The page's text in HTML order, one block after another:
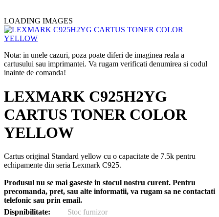
LOADING IMAGES
Nota: in unele cazuri, poza poate diferi de imaginea reala a
cartusului sau imprimantei. Va rugam verificati denumirea si codul
inainte de comanda!
LEXMARK C925H2YG
CARTUS TONER COLOR
YELLOW
Cartus original Standard yellow cu o capacitate de 7.5k pentru
echipamente din seria Lexmark C925.
Produsul nu se mai gaseste in stocul nostru curent. Pentru
precomanda, pret, sau alte informatii, va rugam sa ne contactati
telefonic sau prin email.
Dispnibilitate:
Stoc furnizor